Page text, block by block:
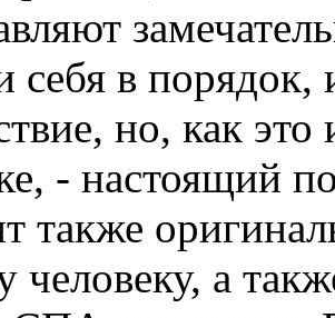
себя в порядок,
но, как
- настоящий
также
человеку, а